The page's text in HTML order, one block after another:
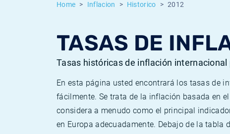
Home Inflacion Historico 2012
TASAS DE
Tasas históricas de inflación internacional
En esta página usted encontrará los tasas de
fácilmente. Se trata de la inflación basada en
considera a menudo como el principal
en Europa adecuadamente. Debajo de la
Inflación Mexicano - IPC